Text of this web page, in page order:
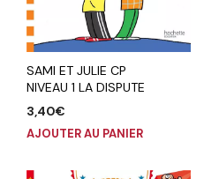
SAMI ET JULIE CP
NIVEAU 1 LA DISPUTE
3,40€
AJOUTER AU PANIER